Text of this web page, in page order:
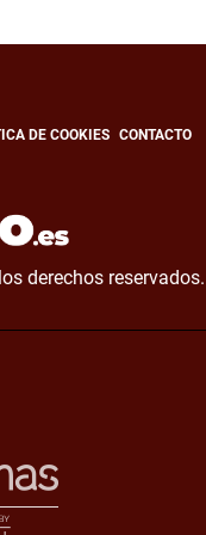
DE COOKIES CONTACTO
derechos reservados.